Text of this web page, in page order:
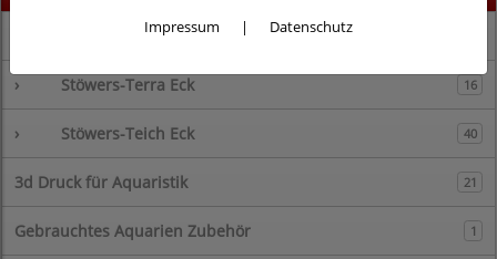
Stöwers-Garnelenstube
› Stöwers-Terra Eck 16
› Stöwers-Teich Eck 40
3d Druck für Aquaristik 21
Gebrauchtes Aquarien Zubehör 1
Impressum | Datenschutz